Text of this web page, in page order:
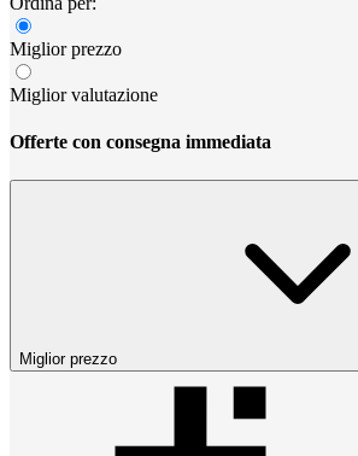
Miglior prezzo
Miglior valutazione
Offerte con consegna immediata
Miglior prezzo